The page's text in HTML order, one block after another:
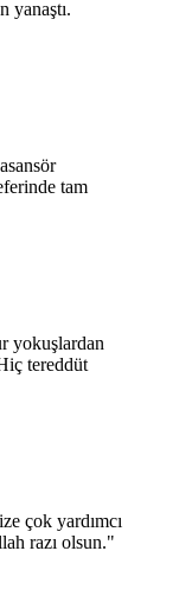
yanaştı.
tam
yokuşlardan
tereddüt
çok yardımcı
razı olsun."